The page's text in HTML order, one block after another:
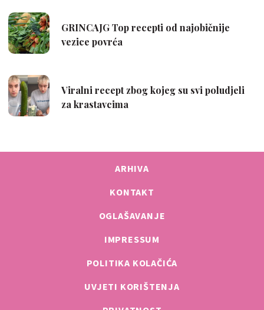
ARHIVA
KONTAKT
OGLAŠAVANJE
IMPRESSUM
POLITIKA KOLAČIĆA
UVJETI KORIŠTENJA